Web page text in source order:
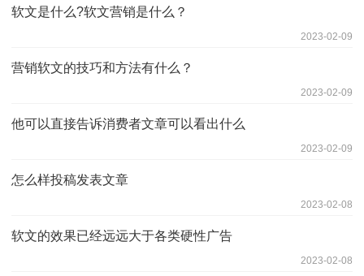
软文是什么?软文营销是什么？
2023-02-09
营销软文的技巧和方法有什么？
2023-02-09
他可以直接告诉消费者文章可以看出什么
2023-02-09
怎么样投稿发表文章
2023-02-08
软文的效果已经远远大于各类硬性广告
2023-02-08